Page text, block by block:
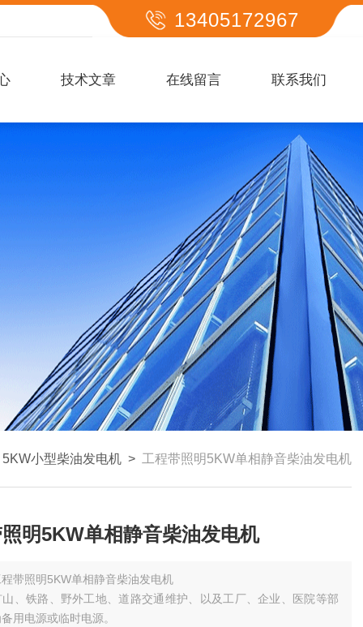
13405172967
技术文章 在线留言 联系我们
5KW小型柴油发电机 > 工程带照明5KW单相静音柴油发电机
明5KW单相静音柴油发电机
带照明5KW单相静音柴油发电机
、铁路、野外工地、道路交通维护、以及工厂、企业、医院等部
用电源或临时电源。